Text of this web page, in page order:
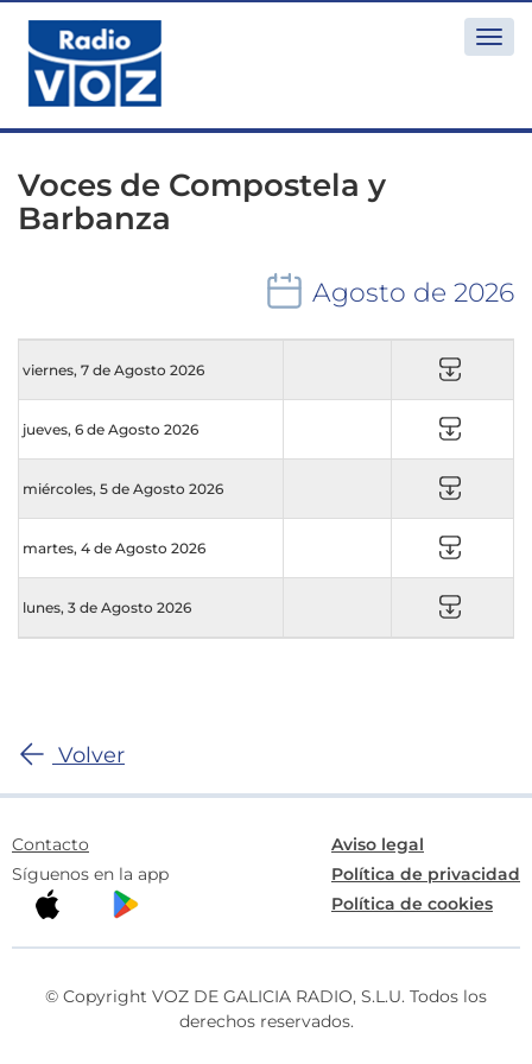
Voces de Compostela y
Barbanza
Agosto de 2026
viernes, 7 de Agosto 2026
jueves, 6 de Agosto 2026
miércoles, 5 de Agosto 2026
martes, 4 de Agosto 2026
lunes, 3 de Agosto 2026
Volver
Contacto
Síguenos en la app
Aviso legal
Política de privacidad
Política de cookies
© Copyright VOZ DE GALICIA RADIO, S.L.U. Todos los
derechos reservados.